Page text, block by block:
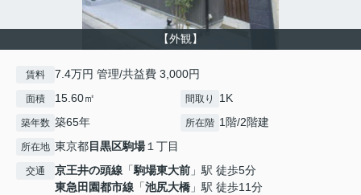
【外観】
賃料 7.4万円 管理/共益費 3,000円
面積 15.60㎡ 間取り 1K
築年数 築65年 所在階 1階/2階建
所在地 東京都目黒区駒場１丁目
交通 京王井の頭線 「駒場東大前 」駅 徒歩5分
東急田園都市線 「池尻大橋 」駅 徒歩11分